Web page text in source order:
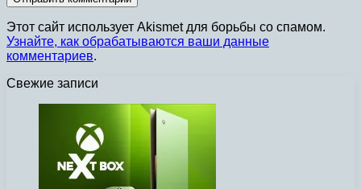
Этот сайт использует Akismet для борьбы со спамом.
Узнайте, как обрабатываются ваши данные
комментариев.
Свежие записи